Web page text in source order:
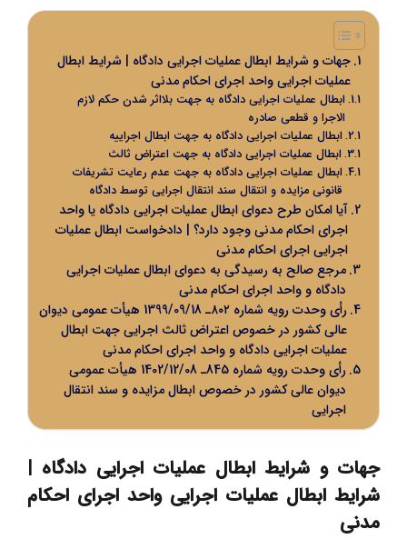
جهات و شرایط ابطال عملیات اجرایی دادگاه | شرایط ابطال
عملیات اجرایی واحد اجرای احکام مدنی
ابطال عملیات اجرایی دادگاه به جهت بلااثر شدن حکم لازم
الاجرا و قطعی صادره
ابطال عملیات اجرایی دادگاه به جهت ابطال اجراییه
ابطال عملیات اجرایی دادگاه به جهت اعتراض ثالث
ابطال عملیات اجرایی دادگاه به جهت عدم رعایت تشریفات
قانونی مزایده و انتقال سند انتقال اجرایی توسط دادگاه
آیا امکان طرح دعوای ابطال عملیات اجرایی دادگاه یا واحد
اجرای احکام مدنی وجود دارد؟ | دادخواست ابطال عملیات
اجرایی اجرای احکام مدنی
مرجع صالح به رسیدگی به دعوای ابطال عملیات اجرایی
دادگاه و واحد اجرای احکام مدنی
رأی وحدت‌ رویه شماره ۸۰۲ـ 1399/09/18 هیأت‌ عمومی دیوان
‌عالی ‌کشور در خصوص اعتراض ثالث اجرایی جهت ابطال
عملیات اجرایی دادگاه و واحد اجرای احکام مدنی
رأی وحدت‌ رویه شماره 845ـ 1402/12/08 هیأت‌ عمومی
دیوان ‌عالی ‌کشور در خصوص ابطال مزایده و سند انتقال
اجرایی
جهات و شرایط ابطال عملیات اجرایی دادگاه |
شرایط ابطال عملیات اجرایی واحد اجرای احکام
مدنی